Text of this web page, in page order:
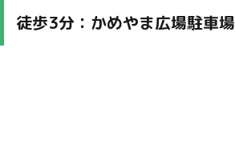
徒歩3分：かめやま広場駐車場